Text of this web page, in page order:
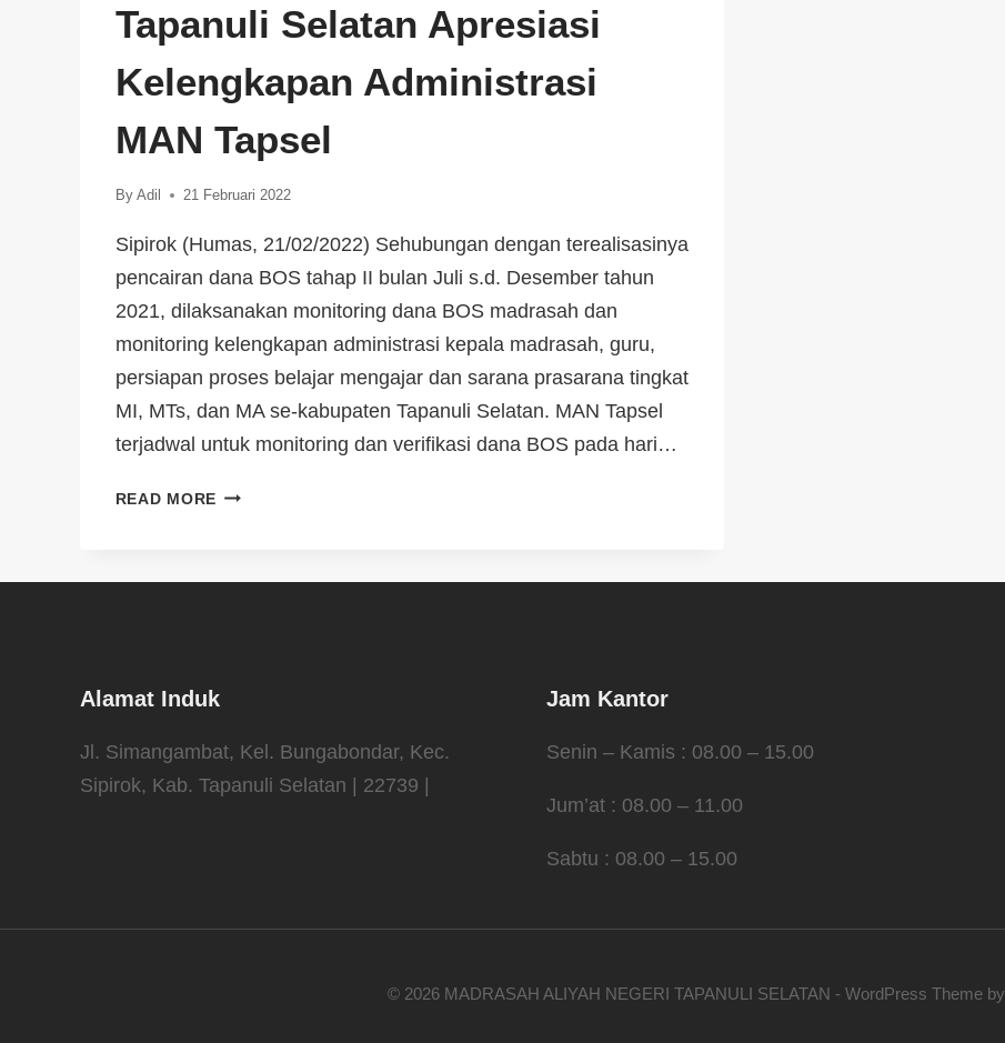
Tapanuli Selatan Apresiasi
Kelengkapan Administrasi
MAN Tapsel
By Adil 21 Februari 2022
Sipirok (Humas, 21/02/2022) Sehubungan dengan terealisasinya
pencairan dana BOS tahap II bulan Juli s.d. Desember tahun
2021, dilaksanakan monitoring dana BOS madrasah dan
monitoring kelengkapan administrasi kepala madrasah, guru,
persiapan proses belajar mengajar dan sarana prasarana tingkat
MI, MTs, dan MA se-kabupaten Tapanuli Selatan. MAN Tapsel
terjadwal untuk monitoring dan verifikasi dana BOS pada hari…
READ MORE
Alamat Induk
Jl. Simangambat, Kel. Bungabondar, Kec.
Sipirok, Kab. Tapanuli Selatan | 22739 |
Jam Kantor
Senin – Kamis : 08.00 – 15.00
Jum’at : 08.00 – 11.00
Sabtu : 08.00 – 15.00
© 2026 MADRASAH ALIYAH NEGERI TAPANULI SELATAN - WordPress Theme by